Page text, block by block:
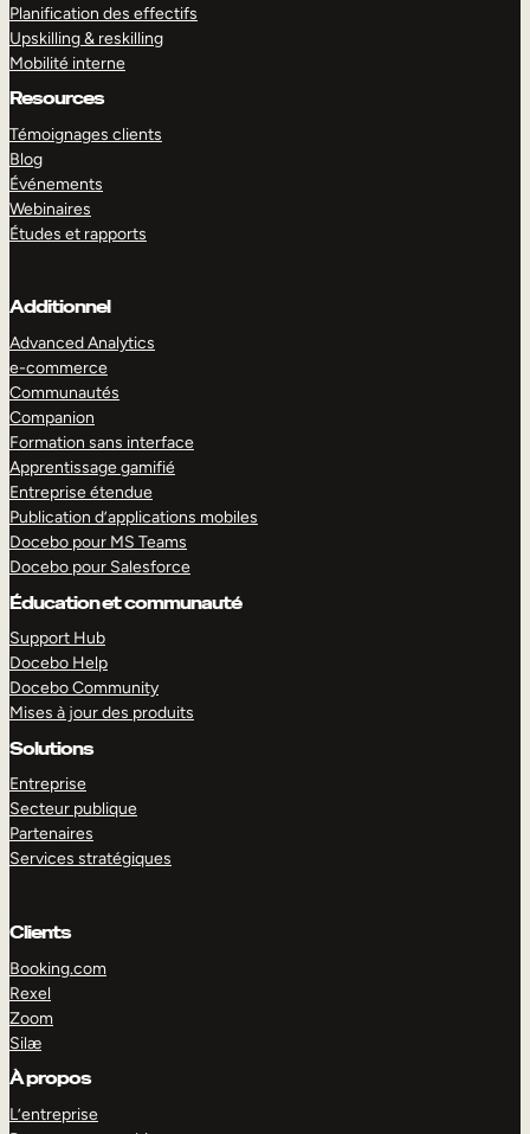
Planification des effectifs
Upskilling & reskilling
Mobilité interne
Resources
Témoignages clients
Blog
Événements
Webinaires
Études et rapports
Additionnel
Advanced Analytics
e-commerce
Communautés
Companion
Formation sans interface
Apprentissage gamifié
Entreprise étendue
Publication d’applications mobiles
Docebo pour MS Teams
Docebo pour Salesforce
Éducation et communauté
Support Hub
Docebo Help
Docebo Community
Mises à jour des produits
Solutions
Entreprise
Secteur publique
Partenaires
Services stratégiques
Clients
Booking.com
Rexel
Zoom
Silæ
À propos
L’entreprise